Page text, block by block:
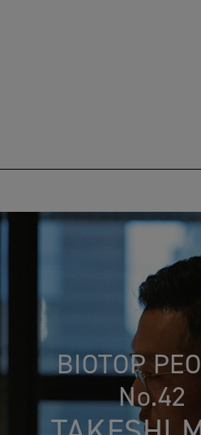
BIOTOP
No.42